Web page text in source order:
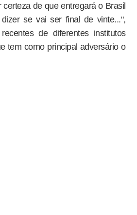
de que entregará o Brasil
se vai ser final de vinte...",
de diferentes institutos
tem como principal adversário o